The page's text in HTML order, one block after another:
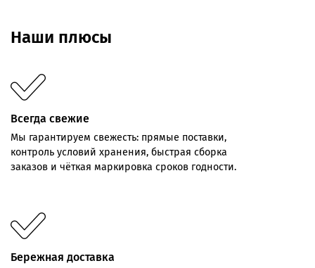
Наши плюсы
Всегда свежие
Мы гарантируем свежесть: прямые поставки,
контроль условий хранения, быстрая сборка
заказов и чёткая маркировка сроков годности.
Бережная доставка